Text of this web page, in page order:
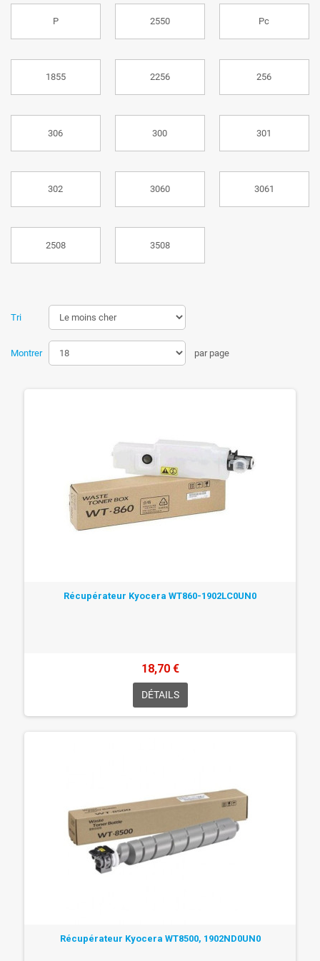
P 2550 Pc
1855 2256 256
306 300 301
302 3060 3061
2508 3508
Tri
Montrer par page
Récupérateur Kyocera WT860-1902LC0UN0
18,70 €
DÉTAILS
Récupérateur Kyocera WT8500, 1902ND0UN0